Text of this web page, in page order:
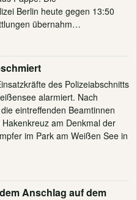
Berlin heute gegen 13:50
übernahm…
des Polizeiabschnitts
alarmiert. Nach
eintreffenden Beamtinnen
am Denkmal der
im Park am Weißen See in
Anschlag auf dem